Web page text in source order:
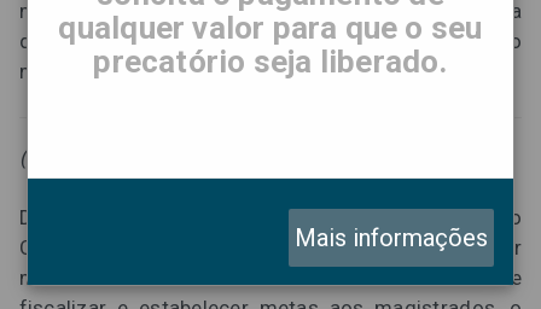
milhões de processos estão no Tribunal de Justiça
do Estado de São Paulo, o maior tribunal do país e do
mundo.
(Foto: Gil Ferreira/Agência CNJ)
Diante de tal problemática, foi criado em 2004 o
Conselho Nacional de Justiça, cujo objetivo é dar
mais efetividade ao Poder Judiciário. Além de
qualquer valor para que o seu
precatório seja liberado.
Mais informações